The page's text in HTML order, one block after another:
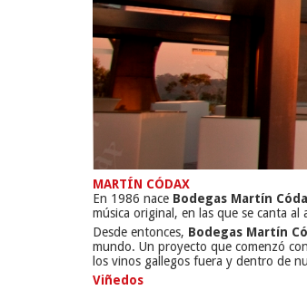
MARTÍN CÓDAX
En 1986 nace Bodegas Martín
música original, en las que se canta al
Desde entonces, Bodegas Martín
mundo. Un proyecto que comenzó
los vinos gallegos fuera y dentro de
Viñedos